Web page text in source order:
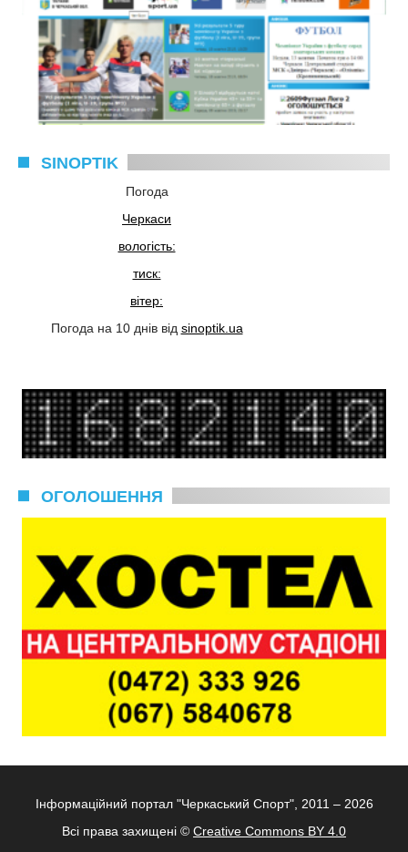
SINOPTIK
Погода
Черкаси
вологість:
тиск:
вітер:
Погода на 10 днів від sinoptik.ua
ОГОЛОШЕННЯ
Інформаційний портал "Черкаський Спорт", 2011 – 2026
Всі права захищені © Creative Commons BY 4.0